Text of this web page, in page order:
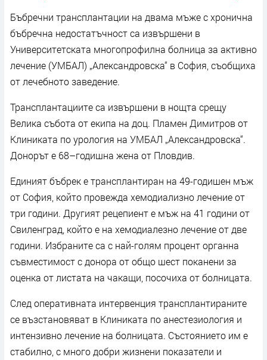
Бъбречни трансплантации на двама мъже с хронична
бъбречна недостатъчност са извършени в
Университетската многопрофилна болница за активно
лечение (УМБАЛ) „Александровска“ в София, съобщиха
от лечебното заведение.
Трансплантациите са извършени в нощта срещу
Велика събота от екипа на доц. Пламен Димитров от
Клиниката по урология на УМБАЛ „Александровска“.
Донорът е 68–годишна жена от Пловдив.
Единият бъбрек е трансплантиран на 49-годишен мъж
от София, който провежда хемодиализно лечение от
три години. Другият рецепиент е мъж на 41 години от
Свиленград, който е на хемодиалезно лечение от две
години. Избраните са с най-голям процент органна
съвместимост с донора от общо шест поканени за
оценка от листата на чакащи, посочиха от болницата.
След оперативната интервенция трансплантираните
се възстановяват в Клиниката по анестезиология и
интензивно лечение на болницата. Състоянието им е
стабилно, с много добри жизнени показатели и